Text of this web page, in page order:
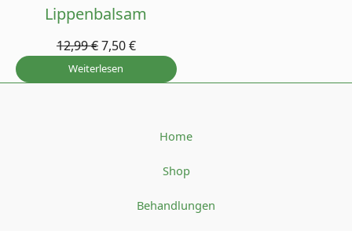
Lippenbalsam
12,99€7,50€
Weiterlesen
Home
Shop
Behandlungen